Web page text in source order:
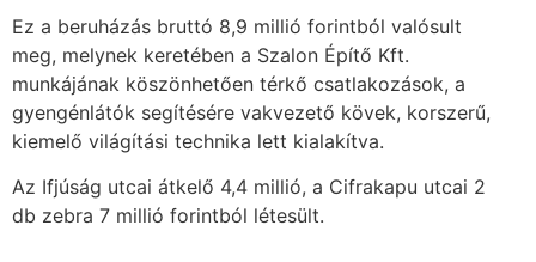
Ez a beruházás bruttó 8,9 millió forintból valósult
meg, melynek keretében a Szalon Építő Kft.
munkájának köszönhetően térkő csatlakozások, a
gyengénlátók segítésére vakvezető kövek, korszerű,
kiemelő világítási technika lett kialakítva.
Az Ifjúság utcai átkelő 4,4 millió, a Cifrakapu utcai 2
db zebra 7 millió forintból létesült.